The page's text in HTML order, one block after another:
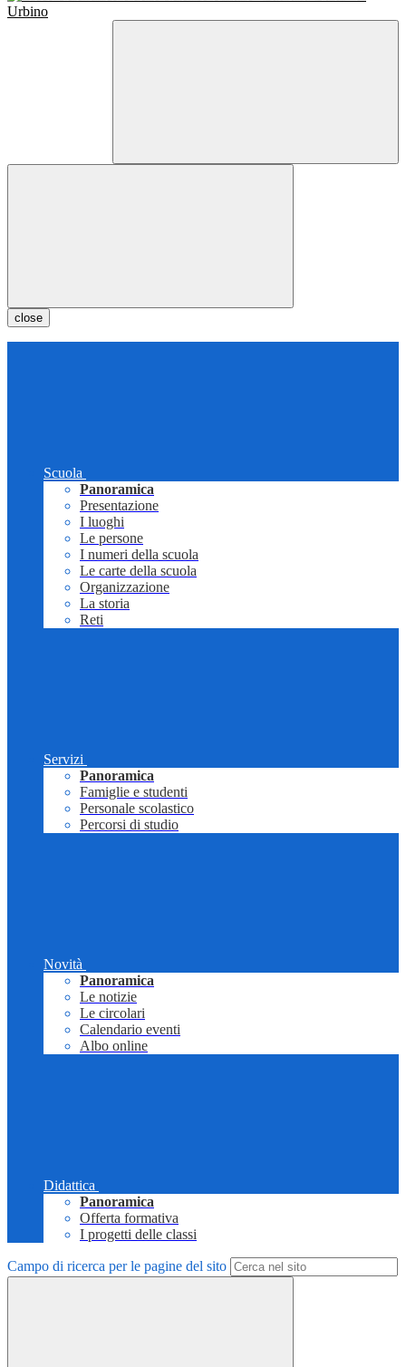
close
Scuola
Panoramica
Presentazione
I luoghi
Le persone
I numeri della scuola
Le carte della scuola
Organizzazione
La storia
Reti
Servizi
Panoramica
Famiglie e studenti
Personale scolastico
Percorsi di studio
Novità
Panoramica
Le notizie
Le circolari
Calendario eventi
Albo online
Didattica
Panoramica
Offerta formativa
I progetti delle classi
Campo di ricerca per le pagine del sito